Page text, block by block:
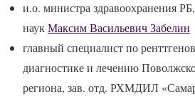
и.о. министра здравоохранения
наукМаксим Васильевич Забелин
главный специалист по
диагностике и лечению
региона, зав. отд. РХМДИЛ